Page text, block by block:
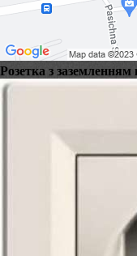
Розетка з